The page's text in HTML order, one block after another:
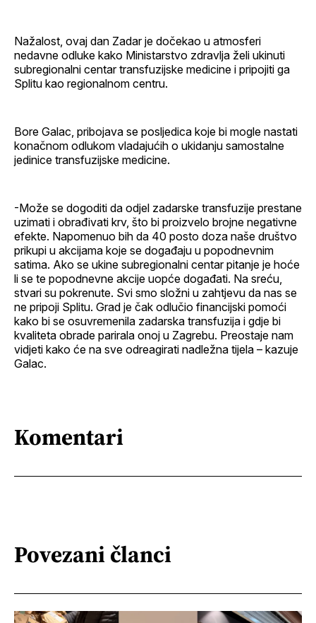
Nažalost, ovaj dan Zadar je dočekao u atmosferi
nedavne odluke kako Ministarstvo zdravlja želi ukinuti
subregionalni centar transfuzijske medicine i pripojiti ga
Splitu kao regionalnom centru.
Bore Galac, pribojava se posljedica koje bi mogle nastati
konačnom odlukom vladajućih o ukidanju samostalne
jedinice transfuzijske medicine.
-Može se dogoditi da odjel zadarske transfuzije prestane
uzimati i obrađivati krv, što bi proizvelo brojne negativne
efekte. Napomenuo bih da 40 posto doza naše društvo
prikupi u akcijama koje se događaju u popodnevnim
satima. Ako se ukine subregionalni centar pitanje je hoće
li se te popodnevne akcije uopće događati. Na sreću,
stvari su pokrenute. Svi smo složni u zahtjevu da nas se
ne pripoji Splitu. Grad je čak odlučio financijski pomoći
kako bi se osuvremenila zadarska transfuzija i gdje bi
kvaliteta obrade parirala onoj u Zagrebu. Preostaje nam
vidjeti kako će na sve odreagirati nadležna tijela – kazuje
Galac.
Komentari
Povezani članci